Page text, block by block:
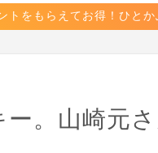
トをもらえてお得！ひと
。山崎元さ